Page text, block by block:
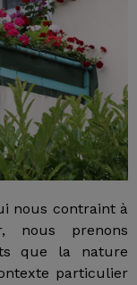
nous contraint à
nous prenons
que la nature
particulier